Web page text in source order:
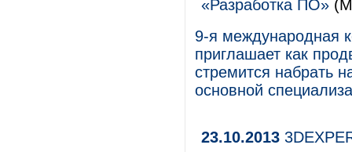
«Разработка ПО»
9-я международная
приглашает как
стремится набрать
основной
23.10.2013